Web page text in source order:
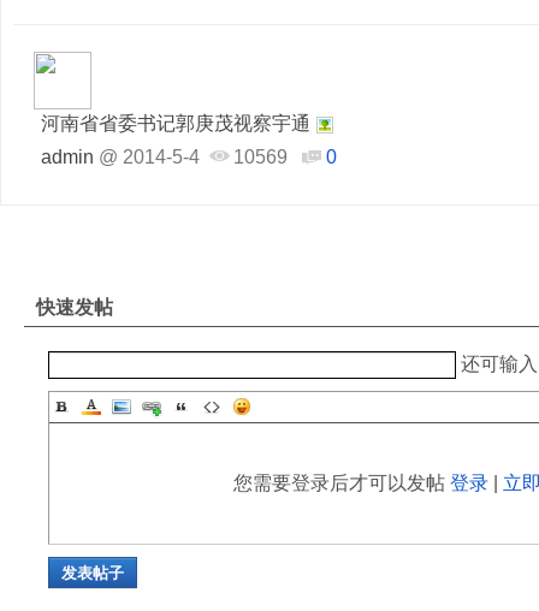
河南省省委书记郭庚茂视察宇通
admin @ 2014-5-4 10569 0
快速发帖
还可输
您需要登录后才可以发帖 登录| 立
发表帖子